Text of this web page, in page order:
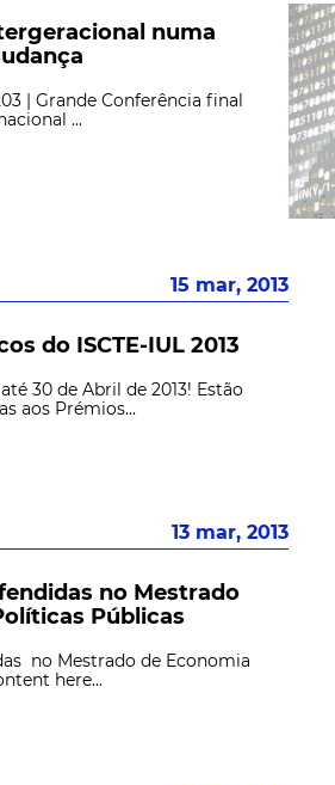
numa
| Grande Conferência final
...
15 mar, 2013
do ISCTE-IUL 2013
30 de Abril de 2013! Estão
aos Prémios...
13 mar, 2013
no Mestrado
Públicas
no Mestrado de Economia
here...